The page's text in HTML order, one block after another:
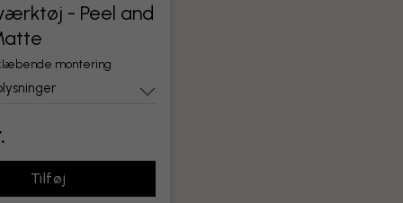
- Peel and
montering
Tilføj